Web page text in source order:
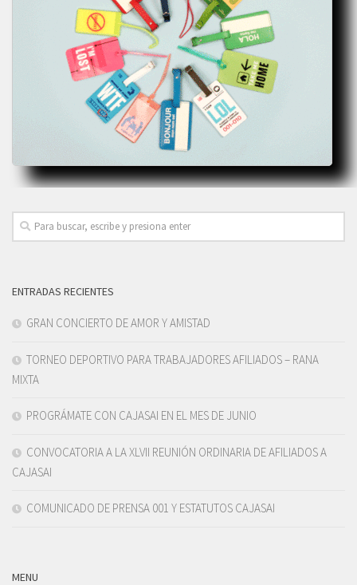
ENTRADAS RECIENTES
GRAN CONCIERTO DE AMOR Y AMISTAD
TORNEO DEPORTIVO PARA TRABAJADORES AFILIADOS – RANA
MIXTA
PROGRÁMATE CON CAJASAI EN EL MES DE JUNIO
CONVOCATORIA A LA XLVII REUNIÓN ORDINARIA DE AFILIADOS A
CAJASAI
COMUNICADO DE PRENSA 001 Y ESTATUTOS CAJASAI
MENU